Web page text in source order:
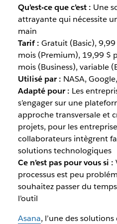
Qu’est-ce que c’est : Une
attrayante qui nécessite
main
Tarif : Gratuit (Basic),
mois (Premium), 19,99 $
mois (Business), variable
Utilisé par : NASA,
Adapté pour : Les
s’engager sur une
approche transversale et
projets, pour les
collaborateurs intègrent
solutions technologiques
Ce n’est pas pour vous si :
processus est peu
souhaitez passer du
l’outil
Asana, l’une des